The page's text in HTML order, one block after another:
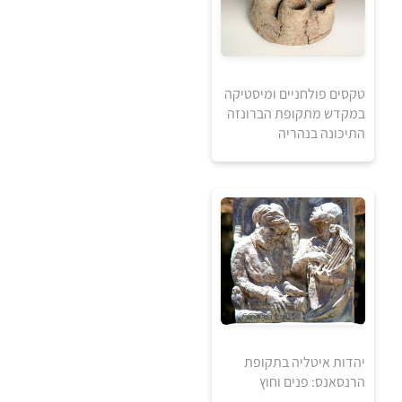
למידע ולרכישה
5
₪
טקסים פולחניים ומיסטיקה
במקדש מתקופת הברונזה
התיכונה בנהריה
יהדות איטליה בתקופת
הרנסאנס: פנים וחוץ